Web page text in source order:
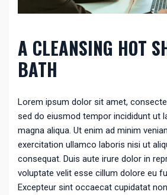
A CLEANSING HOT
BATH
Lorem ipsum dolor sit amet,
sed do eiusmod tempor incididunt ut
magna aliqua. Ut enim ad minim
exercitation ullamco laboris nisi ut
consequat. Duis aute irure dolor in
voluptate velit esse cillum dolore eu
Excepteur sint occaecat cupidatat